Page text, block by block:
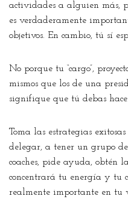
actividades a alguien más,
es verdaderamente
objetivos. En cambio, tú sí
No porque tu “cargo”,
mismos que los de una
signifique que tú debas
Toma las estrategias
delegar, a tener un grupo de
coaches, pide ayuda, obtén
concentrará tu energía y tu
realmente importante en tu